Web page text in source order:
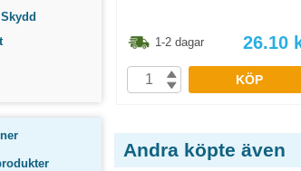
1-2 dagar 26.10
KÖP
Andra köpte även